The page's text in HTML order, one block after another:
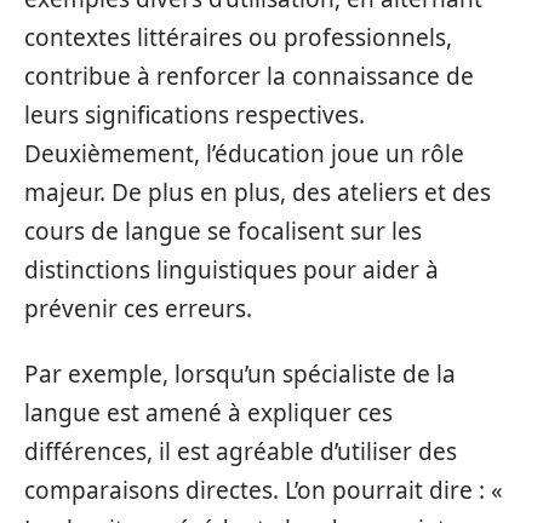
contextes littéraires ou professionnels,
contribue à renforcer la connaissance de
leurs significations respectives.
Deuxièmement, l’éducation joue un rôle
majeur. De plus en plus, des ateliers et des
cours de langue se focalisent sur les
distinctions linguistiques pour aider à
prévenir ces erreurs.
Par exemple, lorsqu’un spécialiste de la
langue est amené à expliquer ces
différences, il est agréable d’utiliser des
comparaisons directes. L’on pourrait dire : «